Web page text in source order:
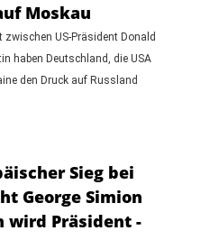
Moskau
zwischen US-Präsident Donald
haben Deutschland, die USA
den Druck auf Russland
Sieg bei
George Simion
wird Präsident -